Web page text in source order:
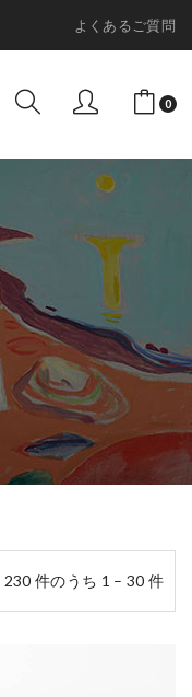
よくあるご質問
0
230 件のうち 1 – 30 件